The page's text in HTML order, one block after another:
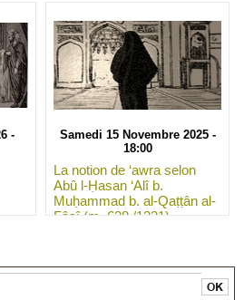
-
Samedi 15 Novembre 2025 -
18:00
La notion de ‘awra selon
Abû l-Ḥasan ‘Alî b.
Muḥammad b. al-Qaṭṭân al-
Fâsî (m. 628 /1231)